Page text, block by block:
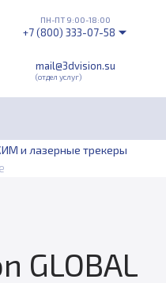
mail@3dvision.su
(отдел услуг)
ПН-ПТ 9:00-18:00
+7 (800) 333-07-58
и лазерные трекеры
GLOBAL